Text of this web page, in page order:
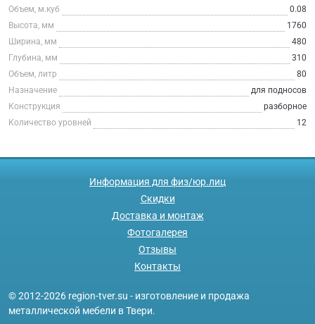
Объем, м.куб
0.08
Высота, мм
1760
Ширина, мм
480
Глубина, мм
310
Объем, литр
80
Назначение
для подносов
Конструкция
разборное
Количество уровней
12
Информация для физ/юр.лиц
Скидки
Доставка и монтаж
Фотогалерея
Отзывы
Контакты
© 2012-2026 region-tver.su - изготовление и продажа
металлической мебели в Твери.